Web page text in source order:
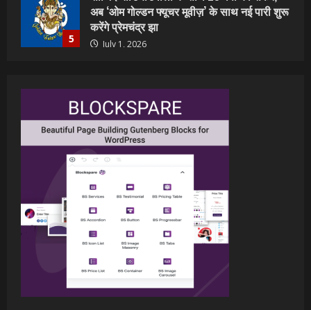
1
जानु हुआ रिलीज, दर्शकों का मिल रहा भरपूर प्यार
July 23, 2026
2
शूटिंग
July 20, 2026
पवन सिंह का बॉलीवुड में महाधमाका, ‘सिर्फ आपके’
की शूटिंग लखनऊ और भोपाल में हुई पूरी”
नेहा म्यूजिक वर्ल्ड पर रिलीज हुआ भोजपुरी गीत
जिंदगी जियल छोड़ देहब, दर्शकों का मिल रहा भरपूर
प्यार
July 6, 2026